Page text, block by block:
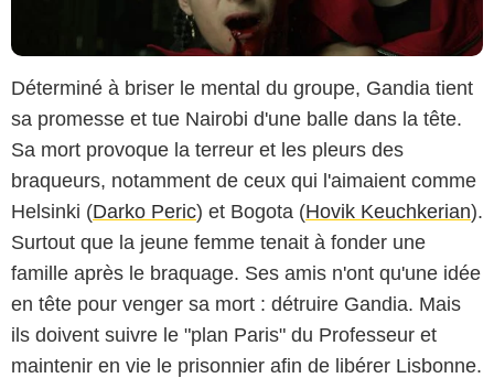
Déterminé à briser le mental du groupe, Gandia tient
sa promesse et tue Nairobi d'une balle dans la tête.
Sa mort provoque la terreur et les pleurs des
braqueurs, notamment de ceux qui l'aimaient comme
Helsinki (Darko Peric) et Bogota (Hovik Keuchkerian).
Surtout que la jeune femme tenait à fonder une
famille après le braquage. Ses amis n'ont qu'une idée
en tête pour venger sa mort : détruire Gandia. Mais
ils doivent suivre le "plan Paris" du Professeur et
maintenir en vie le prisonnier afin de libérer Lisbonne.